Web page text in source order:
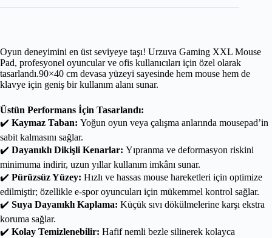
Oyun deneyimini en üst seviyeye taşı! Urzuva Gaming XXL Mouse
Pad, profesyonel oyuncular ve ofis kullanıcıları için özel olarak
tasarlandı.90×40 cm devasa yüzeyi sayesinde hem mouse hem de
klavye için geniş bir kullanım alanı sunar.
Üstün Performans İçin Tasarlandı:
✔️ Kaymaz Taban: Yoğun oyun veya çalışma anlarında mousepad’in
sabit kalmasını sağlar.
✔️ Dayanıklı Dikişli Kenarlar: Yıpranma ve deformasyon riskini
minimuma indirir, uzun yıllar kullanım imkânı sunar.
✔️ Pürüzsüz Yüzey: Hızlı ve hassas mouse hareketleri için optimize
edilmiştir; özellikle e-spor oyuncuları için mükemmel kontrol sağlar.
✔️ Suya Dayanıklı Kaplama: Küçük sıvı dökülmelerine karşı ekstra
koruma sağlar.
✔️ Kolay Temizlenebilir: Hafif nemli bezle silinerek kolayca